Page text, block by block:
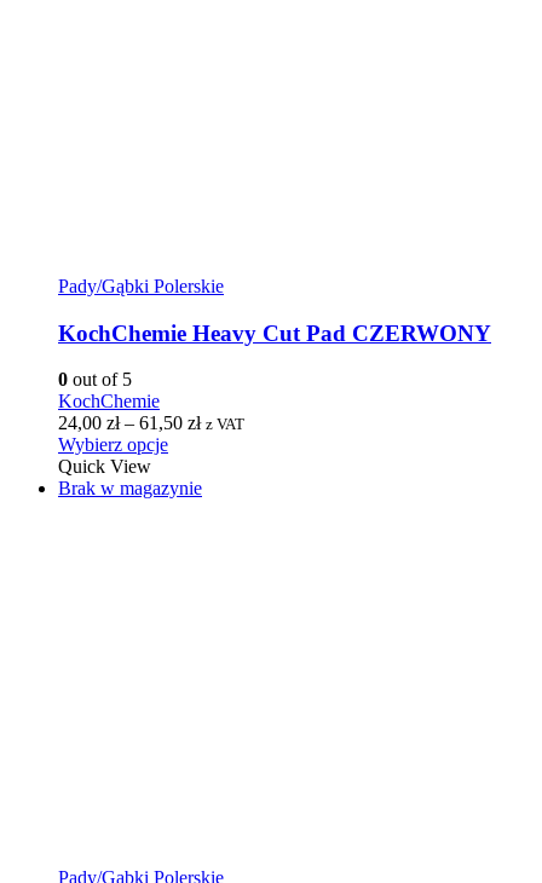
Pady/Gąbki Polerskie
KochChemie Heavy Cut Pad CZERWONY
0 out of 5
KochChemie
24,00 zł– 61,50 zł z VAT
Wybierz opcje
Quick View
Brak w magazynie
Pady/Gąbki Polerskie